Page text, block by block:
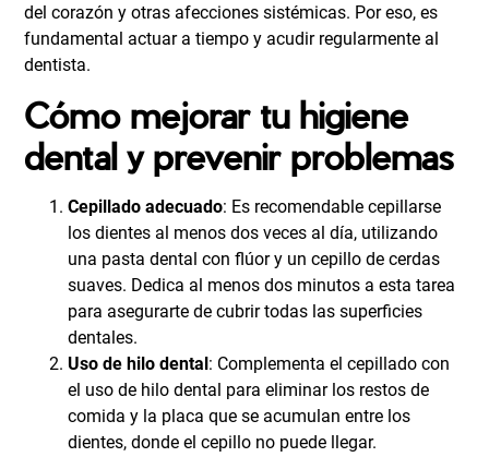
del corazón y otras afecciones sistémicas. Por eso, es
fundamental actuar a tiempo y acudir regularmente al
dentista.
Cómo mejorar tu higiene
dental y prevenir problemas
Cepillado adecuado: Es recomendable cepillarse
los dientes al menos dos veces al día, utilizando
una pasta dental con flúor y un cepillo de cerdas
suaves. Dedica al menos dos minutos a esta tarea
para asegurarte de cubrir todas las superficies
dentales.
Uso de hilo dental: Complementa el cepillado con
el uso de hilo dental para eliminar los restos de
comida y la placa que se acumulan entre los
dientes, donde el cepillo no puede llegar.